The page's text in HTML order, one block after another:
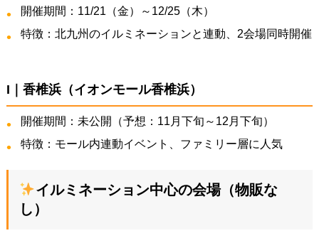
開催期間：11/21（金）～12/25（木）
特徴：北九州のイルミネーションと連動、2会場同時開催
I｜香椎浜（イオンモール香椎浜）
開催期間：未公開（予想：11月下旬～12月下旬）
特徴：モール内連動イベント、ファミリー層に人気
イルミネーション中心の会場（物販な
し）